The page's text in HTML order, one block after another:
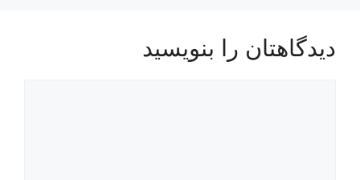
دیدگاهتان را بنویسید